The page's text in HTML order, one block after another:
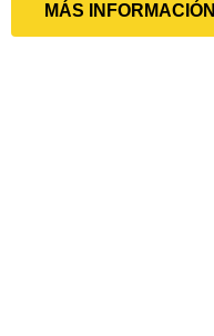
MÁS INFORMACIÓN